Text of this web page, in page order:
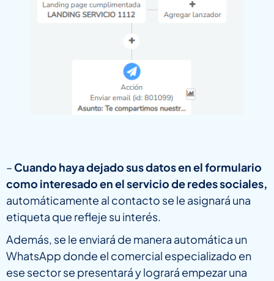
– Cuando haya dejado sus datos en el formulario
como interesado en el servicio de redes sociales,
automáticamente al contacto se le asignará una
etiqueta que refleje su interés.
Además, se le enviará de manera automática un
WhatsApp donde el comercial especializado en
ese sector se presentará y logrará empezar una